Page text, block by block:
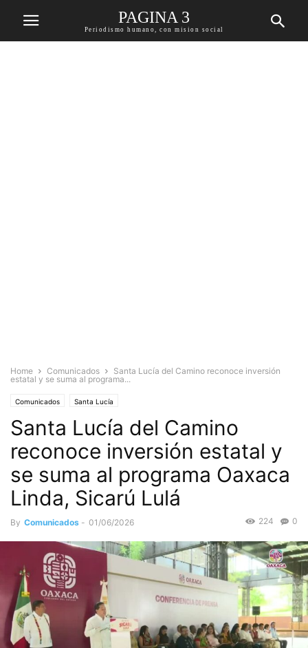
PAGINA 3
Periodismo humano, con mision social
Home Comunicados
Santa Lucía del Camino reconoce inversión
estatal y se suma al programa...
Comunicados Santa Lucía
Santa Lucía del Camino
reconoce inversión estatal y
se suma al programa Oaxaca
Linda, Sicarú Lulá
By Comunicados - 01/06/2026 0
224